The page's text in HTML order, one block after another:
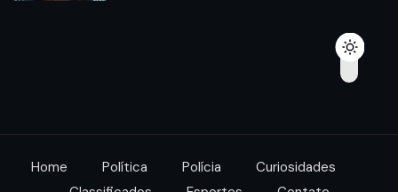
Home Política Polícia
Curiosidades